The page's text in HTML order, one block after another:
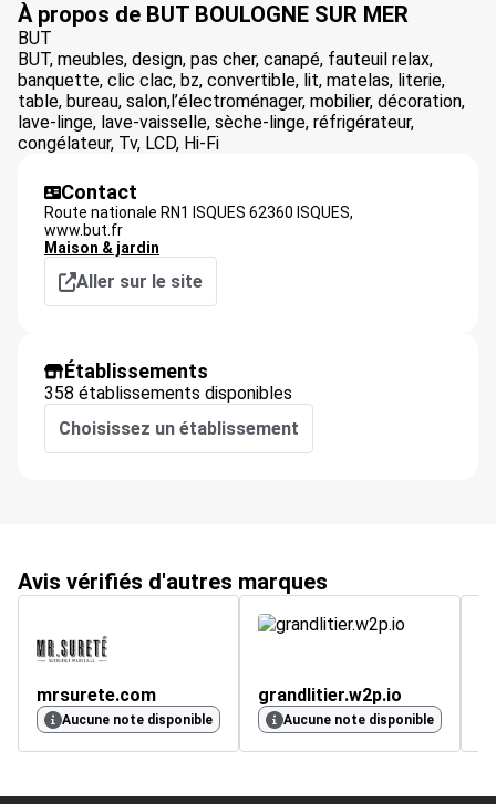
À propos de BUT BOULOGNE SUR MER
BUT
BUT, meubles, design, pas cher, canapé, fauteuil relax,
banquette, clic clac, bz, convertible, lit, matelas, literie,
table, bureau, salon,l’électroménager, mobilier, décoration,
lave-linge, lave-vaisselle, sèche-linge, réfrigérateur,
congélateur, Tv, LCD, Hi-Fi
Contact
Route nationale RN1 ISQUES 62360 ISQUES,
www.but.fr
Maison & jardin
Aller sur le site
Établissements
358 établissements disponibles
Choisissez un établissement
Avis vérifiés d'autres marques
mrsurete.com
Aucune note disponible
grandlitier.w2p.io
Aucune note disponible